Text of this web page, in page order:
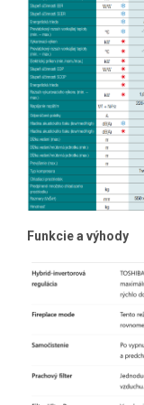
Funkcie a výhody